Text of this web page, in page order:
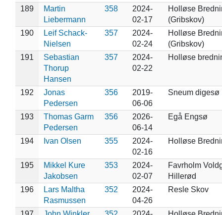
189
Martin
Liebermann
358
2024-
02-17
Holløse
(Gribskov)
190
Leif Schack-
Nielsen
357
2024-
02-24
Holløse
(Gribskov)
191
Sebastian
Thorup
Hansen
357
2024-
02-22
Holløse
192
Jonas
Pedersen
356
2019-
06-06
Sneum digesø
193
Thomas Garm
Pedersen
356
2026-
06-14
Egå Engsø
194 Ivan Olsen 355
2024-
02-16
Holløse
195
Mikkel Kure
Jakobsen
353
2024-
02-07
Favrholm
Hillerød
196
Lars Maltha
Rasmussen
352
2024-
04-26
Resle Skov